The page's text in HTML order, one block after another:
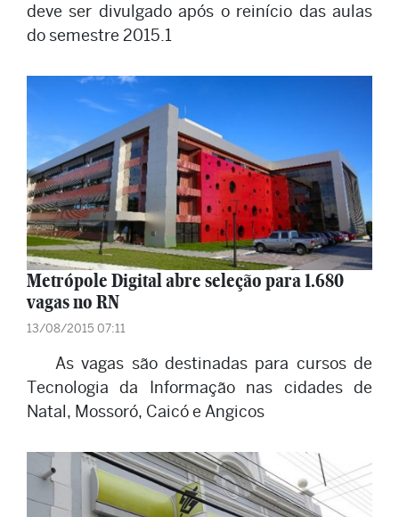
deve ser divulgado após o reinício das aulas
do semestre 2015.1
Metrópole Digital abre seleção para 1.680
vagas no RN
13/08/2015 07:11
As vagas são destinadas para cursos de
Tecnologia da Informação nas cidades de
Natal, Mossoró, Caicó e Angicos